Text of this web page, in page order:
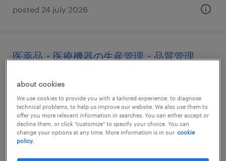
posted 24 july 2026
医薬品・医療機器の生産管理・品質管理
栃木県矢板市, 栃木県
temp to perm
¥1450.00 per hour
posted 9 july 2026
about cookies
We use cookies to provide you with a tailored experience, to diagnose
technical problems, to help us improve our website. We also use them to
offer you more relevant information in searches. You can either accept or
decline them, or click "customize" to specify your choice. You can
change your options at any time. More information is in our cookie
policy.